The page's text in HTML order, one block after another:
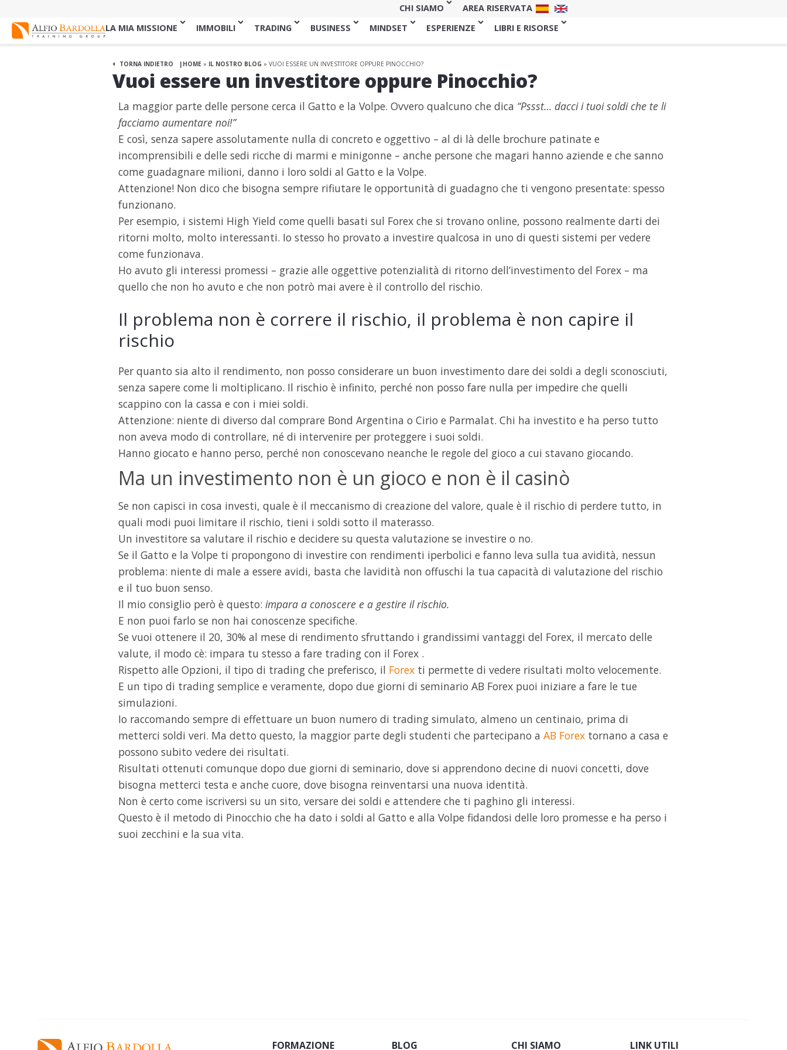
CHI SIAMO
AREA RISERVATA
LA MIA MISSIONE
IMMOBILI TRADING BUSINESS MINDSET ESPERIENZE LIBRI E RISORSE
TORNA INDIETRO HOME » IL NOSTRO BLOG » VUOI ESSERE UN INVESTITORE OPPURE PINOCCHIO?
Vuoi essere un investitore oppure Pinocchio?
La maggior parte delle persone cerca il Gatto e la Volpe. Ovvero qualcuno che dica “Pssst… dacci i tuoi soldi che te li
facciamo aumentare noi!”
E così, senza sapere assolutamente nulla di concreto e oggettivo – al di là delle brochure patinate e
incomprensibili e delle sedi ricche di marmi e minigonne – anche persone che magari hanno aziende e che sanno
come guadagnare milioni, danno i loro soldi al Gatto e la Volpe.
Attenzione! Non dico che bisogna sempre rifiutare le opportunità di guadagno che ti vengono presentate: spesso
funzionano.
Per esempio, i sistemi High Yield come quelli basati sul Forex che si trovano online, possono realmente darti dei
ritorni molto, molto interessanti. Io stesso ho provato a investire qualcosa in uno di questi sistemi per vedere
come funzionava.
Ho avuto gli interessi promessi – grazie alle oggettive potenzialità di ritorno dell’investimento del Forex – ma
quello che non ho avuto e che non potrò mai avere è il controllo del rischio.
Il problema non è correre il rischio, il problema è non capire il
rischio
Per quanto sia alto il rendimento, non posso considerare un buon investimento dare dei soldi a degli sconosciuti,
senza sapere come li moltiplicano. Il rischio è infinito, perché non posso fare nulla per impedire che quelli
scappino con la cassa e con i miei soldi.
Attenzione: niente di diverso dal comprare Bond Argentina o Cirio e Parmalat. Chi ha investito e ha perso tutto
non aveva modo di controllare, né di intervenire per proteggere i suoi soldi.
Hanno giocato e hanno perso, perché non conoscevano neanche le regole del gioco a cui stavano giocando.
Ma un investimento non è un gioco e non è il casinò
Se non capisci in cosa investi, quale è il meccanismo di creazione del valore, quale è il rischio di perdere tutto, in
quali modi puoi limitare il rischio, tieni i soldi sotto il materasso.
Un investitore sa valutare il rischio e decidere su questa valutazione se investire o no.
Se il Gatto e la Volpe ti propongono di investire con rendimenti iperbolici e fanno leva sulla tua avidità, nessun
problema: niente di male a essere avidi, basta che lavidità non offuschi la tua capacità di valutazione del rischio
e il tuo buon senso.
Il mio consiglio però è questo: impara a conoscere e a gestire il rischio.
E non puoi farlo se non hai conoscenze specifiche.
Se vuoi ottenere il 20, 30% al mese di rendimento sfruttando i grandissimi vantaggi del Forex, il mercato delle
valute, il modo cè: impara tu stesso a fare trading con il Forex .
Rispetto alle Opzioni, il tipo di trading che preferisco, il Forex ti permette di vedere risultati molto velocemente.
E un tipo di trading semplice e veramente, dopo due giorni di seminario AB Forex puoi iniziare a fare le tue
simulazioni.
Io raccomando sempre di effettuare un buon numero di trading simulato, almeno un centinaio, prima di
metterci soldi veri. Ma detto questo, la maggior parte degli studenti che partecipano a AB Forex tornano a casa e
possono subito vedere dei risultati.
Risultati ottenuti comunque dopo due giorni di seminario, dove si apprendono decine di nuovi concetti, dove
bisogna metterci testa e anche cuore, dove bisogna reinventarsi una nuova identità.
Non è certo come iscriversi su un sito, versare dei soldi e attendere che ti paghino gli interessi.
Questo è il metodo di Pinocchio che ha dato i soldi al Gatto e alla Volpe fidandosi delle loro promesse e ha perso i
suoi zecchini e la sua vita.
FORMAZIONE BLOG CHI SIAMO LINK UTILI